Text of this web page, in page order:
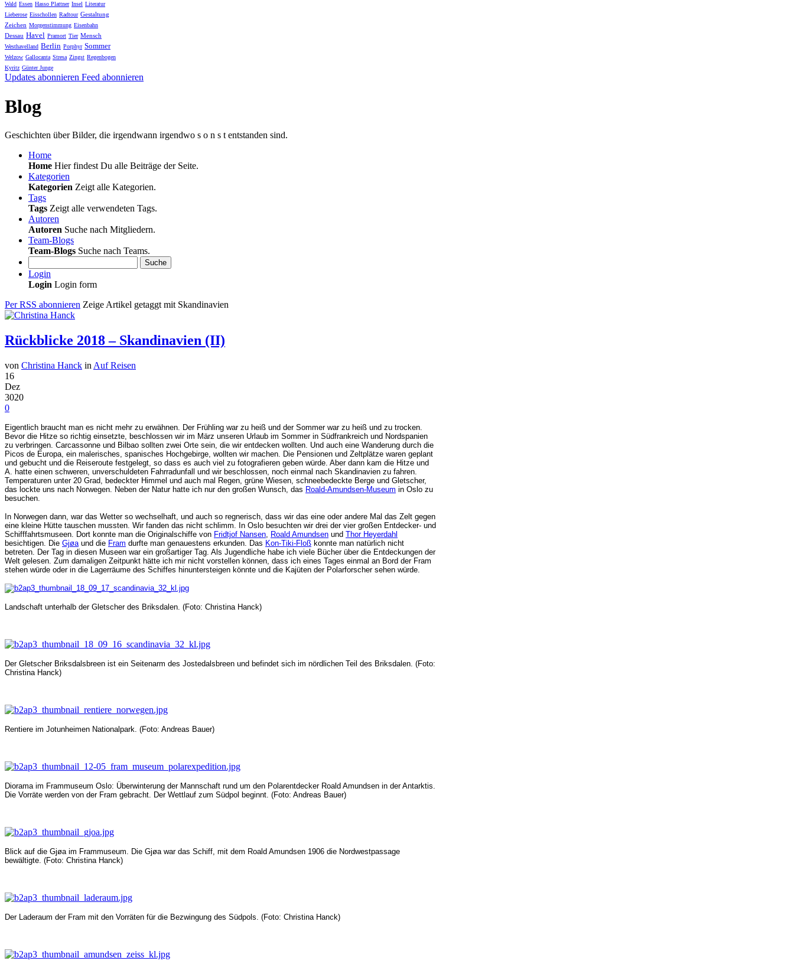
Wald Essen Hasso Plattner Insel Literatur
Lieberose Eisschollen Radtour Gestaltung
Zeichen Morgenstimmung Eisenbahn
Dessau Havel Pramort Tier Mensch
Westhavelland Berlin Porphyr Sommer
Welzow Gallocanta Stresa Zingst Regenbogen
Kyritz Günter Junge
Updates abonnieren Feed abonnieren
Blog
Geschichten über Bilder, die irgendwann irgendwo s o n s t entstanden sind.
Home
Home Hier findest Du alle Beiträge der Seite.
Kategorien
Kategorien Zeigt alle Kategorien.
Tags
Tags Zeigt alle verwendeten Tags.
Autoren
Autoren Suche nach Mitgliedern.
Team-Blogs
Team-Blogs Suche nach Teams.
Suche
Login
Login Login form
Per RSS abonnieren Zeige Artikel getaggt mit Skandinavien
Rückblicke 2018 – Skandinavien (II)
von Christina Hanck in Auf Reisen
16
Dez
3020
0
Eigentlich braucht man es nicht mehr zu erwähnen. Der Frühling war zu heiß und der Sommer war zu heiß und zu trocken.
Bevor die Hitze so richtig einsetzte, beschlossen wir im März unseren Urlaub im Sommer in Südfrankreich und Nordspanien
zu verbringen. Carcassonne und Bilbao sollten zwei Orte sein, die wir entdecken wollten. Und auch eine Wanderung durch die
Picos de Europa, ein malerisches, spanisches Hochgebirge, wollten wir machen. Die Pensionen und Zeltplätze waren geplant
und gebucht und die Reiseroute festgelegt, so dass es auch viel zu fotografieren geben würde. Aber dann kam die Hitze und
A. hatte einen schweren, unverschuldeten Fahrradunfall und wir beschlossen, noch einmal nach Skandinavien zu fahren.
Temperaturen unter 20 Grad, bedeckter Himmel und auch mal Regen, grüne Wiesen, schneebedeckte Berge und Gletscher,
das lockte uns nach Norwegen. Neben der Natur hatte ich nur den großen Wunsch, das Roald-Amundsen-Museum in Oslo zu
besuchen.
In Norwegen dann, war das Wetter so wechselhaft, und auch so regnerisch, dass wir das eine oder andere Mal das Zelt gegen
eine kleine Hütte tauschen mussten. Wir fanden das nicht schlimm. In Oslo besuchten wir drei der vier großen Entdecker- und
Schifffahrtsmuseen. Dort konnte man die Originalschiffe von Fridtjof Nansen, Roald Amundsen und Thor Heyerdahl
besichtigen. Die Gjøaund die Fram durfte man genauestens erkunden. Das Kon-Tiki-Floß konnte man natürlich nicht
betreten. Der Tag in diesen Museen war ein großartiger Tag. Als Jugendliche habe ich viele Bücher über die Entdeckungen der
Welt gelesen. Zum damaligen Zeitpunkt hätte ich mir nicht vorstellen können, dass ich eines Tages einmal an Bord der Fram
stehen würde oder in die Lagerräume des Schiffes hinuntersteigen könnte und die Kajüten der Polarforscher sehen würde.
Landschaft unterhalb der Gletscher des Briksdalen. (Foto: Christina Hanck)
Der Gletscher Briksdalsbreen ist ein Seitenarm des Jostedalsbreen und befindet sich im nördlichen Teil des Briksdalen. (Foto:
Christina Hanck)
Rentiere im Jotunheimen Nationalpark. (Foto: Andreas Bauer)
Diorama im Frammuseum Oslo: Überwinterung der Mannschaft rund um den Polarentdecker Roald Amundsen in der Antarktis.
Die Vorräte werden von der Fram gebracht. Der Wettlauf zum Südpol beginnt. (Foto: Andreas Bauer)
Blick auf die Gjøa im Frammuseum. Die Gjøawar das Schiff, mit dem Roald Amundsen 1906 die Nordwestpassage
bewältigte. (Foto: Christina Hanck)
Der Laderaum der Fram mit den Vorräten für die Bezwingung des Südpols. (Foto: Christina Hanck)